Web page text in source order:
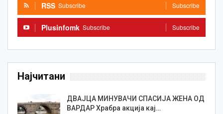
RSS Subscribe Subscribe
Plusinfomk Subscribe Subscribe
Најчитани
ДВАЈЦА МИНУВАЧИ СПАСИЈА ЖЕНА ОД
ВАРДАР Храбра акција кај…